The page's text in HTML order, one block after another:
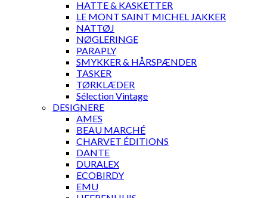
HATTE & KASKETTER
LE MONT SAINT MICHEL JAKKER
NATTØJ
NØGLERINGE
PARAPLY
SMYKKER & HÅRSPÆNDER
TASKER
TØRKLÆDER
Sélection Vintage
DESIGNERE
AMES
BEAU MARCHÉ
CHARVET ÉDITIONS
DANTE
DURALEX
ECOBIRDY
EMU